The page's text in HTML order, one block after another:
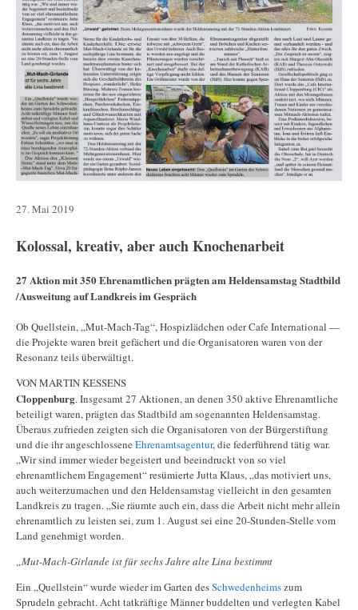
27. Mai 2019
Kolossal, kreativ, aber auch Knochenarbeit
27 Aktion mit 350 Ehrenamtlichen prägten am Heldensamstag Stadtbild
/Ausweitung auf Landkreis im Gespräch
Ob Quellstein, „Mut-Mach-Tag“, Hospizlädchen oder Cafe International —
die Projekte waren breit gefächert und die Organisatoren waren von der
Resonanz teils überwältigt.
VON MARTIN KESSENS
Cloppenburg. Insgesamt 27 Aktionen, an denen 350 aktive Ehrenamtliche
beteiligt waren, prägten das Stadtbild am sogenannten Heldensamstag.
Überaus zufrieden zeigten sich die Organisatoren von der Bürgerstiftung
und die ihr angeschlosseneEhrenamtsagentur, die federführend tätig war.
„Wir sind immer wieder begeistert und beeindruckt von so viel
ehrenamtlichem Engagement“ resümierte Jutta Klaus, „das motiviert uns,
auch weiterzumachen und den Heldensamstag vielleicht in den gesamten
Landkreis zu tragen. „Sie räumte auch ein, dass die Arbeit nicht mehr allein
ehrenamtlich zu leisten sei, zum 1. August sei eine 20-Stunden-Stelle vom
Land genehmigt worden.
„Mut-Mach-Girlande ist für sechs Jahre alte Lina bestimmt
Ein „Quellstein“ wurde wieder im Garten desSchwedenheimszum
Sprudeln gebracht. Acht tatkräftige Männer buddelten und verlegten Kabel